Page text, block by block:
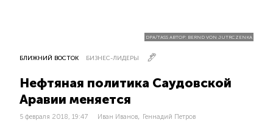
DPA/TASS АВТОР: BERND VON JUTRCZENKA
БЛИЖНИЙ ВОСТОК БИЗНЕС-ЛИДЕРЫ
Нефтяная политика Саудовской
Аравии меняется
5 февраля 2018, 19:47 Иван Иванов, Геннадий Петров